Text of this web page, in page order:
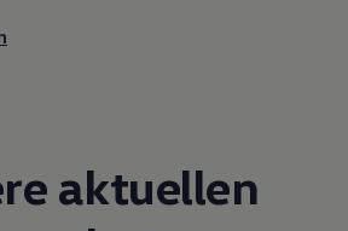
und Ladekabel
für Ihr Modell finden
aktuellen